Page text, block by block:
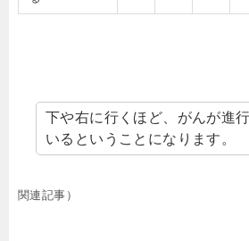
下や右に行くほど、がんが進
いるということになります。
関連記事）